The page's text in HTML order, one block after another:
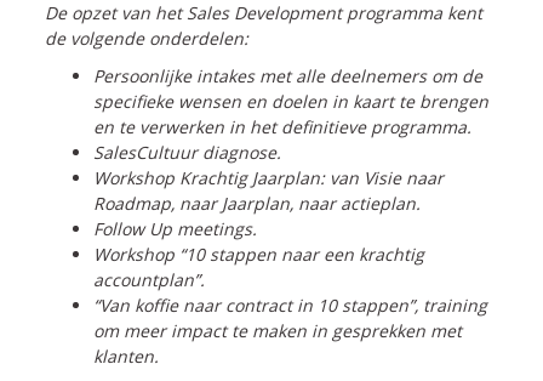
Neem Contact op
Contact
Inschrijven SalesCultuur-nieuws
De opzet van het Sales Development programma kent
de volgende onderdelen:
Persoonlijke intakes met alle deelnemers om de
specifieke wensen en doelen in kaart te brengen
en te verwerken in het definitieve programma.
SalesCultuur diagnose.
Workshop Krachtig Jaarplan: van Visie naar
Roadmap, naar Jaarplan, naar actieplan.
Follow Up meetings.
Workshop “10 stappen naar een krachtig
accountplan”.
“Van koffie naar contract in 10 stappen”, training
om meer impact te maken in gesprekken met
klanten.